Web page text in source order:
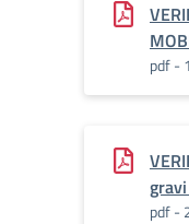
pdf -
pdf -